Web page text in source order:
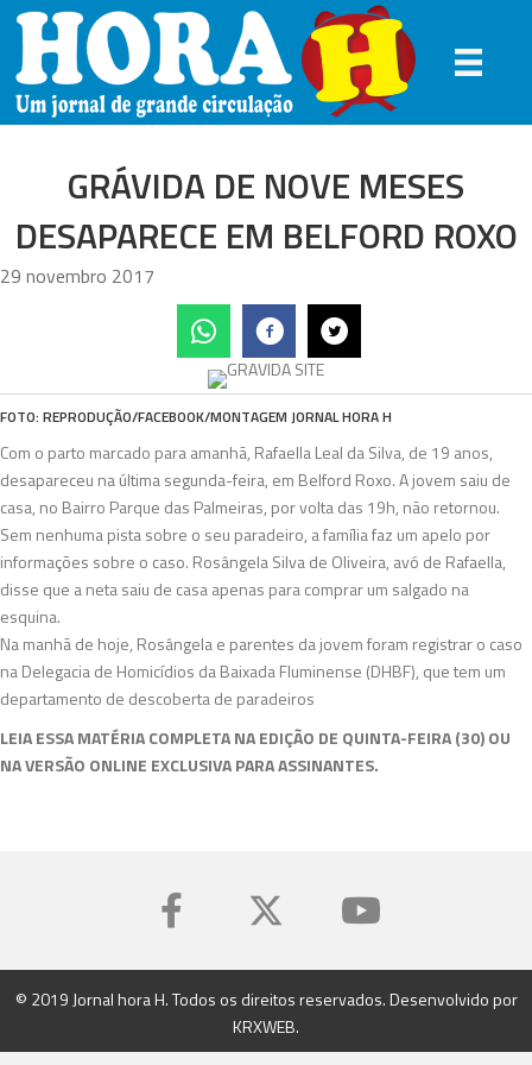
GRÁVIDA DE NOVE MESES
DESAPARECE EM BELFORD ROXO
29 novembro 2017
FOTO: REPRODUÇÃO/FACEBOOK/MONTAGEM JORNAL HORA H
Com o parto marcado para amanhã, Rafaella Leal da Silva, de 19 anos,
desapareceu na última segunda-feira, em Belford Roxo. A jovem saiu de
casa, no Bairro Parque das Palmeiras, por volta das 19h, não retornou.
Sem nenhuma pista sobre o seu paradeiro, a família faz um apelo por
informações sobre o caso. Rosângela Silva de Oliveira, avó de Rafaella,
disse que a neta saiu de casa apenas para comprar um salgado na
esquina.
Na manhã de hoje, Rosângela e parentes da jovem foram registrar o caso
na Delegacia de Homicídios da Baixada Fluminense (DHBF), que tem um
departamento de descoberta de paradeiros
LEIA ESSA MATÉRIA COMPLETA NA EDIÇÃO DE QUINTA-FEIRA (30) OU
NA VERSÃO ONLINE EXCLUSIVA PARA ASSINANTES.
© 2019 Jornal hora H. Todos os direitos reservados. Desenvolvido por
KRXWEB.